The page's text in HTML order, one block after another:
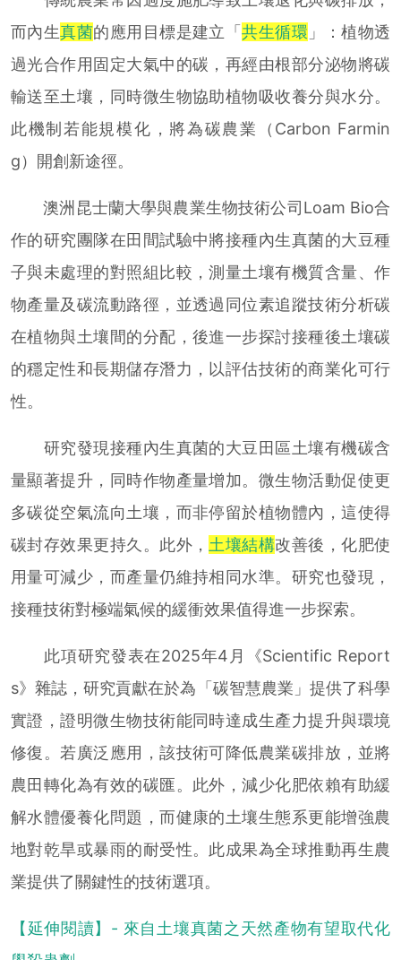
而內生真菌的應用目標是建立「共生循環 」：植物透
過光合作用固定大氣中的碳，再經由根部分泌物將碳
輸送至土壤，同時微生物協助植物吸收養分與水分。
此機制若能規模化，將為碳農業（Carbon Farmin
g）開創新途徑。
澳洲昆士蘭大學與農業生物技術公司Loam Bio合
作的研究團隊在田間試驗中將接種內生真菌的大豆種
子與未處理的對照組比較，測量土壤有機質含量、作
物產量及碳流動路徑，並透過同位素追蹤技術分析碳
在植物與土壤間的分配，後進一步探討接種後土壤碳
的穩定性和長期儲存潛力，以評估技術的商業化可行
性。
研究發現接種內生真菌的大豆田區土壤有機碳含
量顯著提升，同時作物產量增加。微生物活動促使更
多碳從空氣流向土壤，而非停留於植物體內，這使得
碳封存效果更持久。此外， 土壤結構改善後，化肥使
用量可減少，而產量仍維持相同水準。研究也發現，
接種技術對極端氣候的緩衝效果值得進一步探索。
此項研究發表在2025年4月《Scientific Report
s》雜誌，研究貢獻在於為「碳智慧農業」提供了科學
實證，證明微生物技術能同時達成生產力提升與環境
修復。若廣泛應用，該技術可降低農業碳排放，並將
農田轉化為有效的碳匯。此外，減少化肥依賴有助緩
解水體優養化問題，而健康的土壤生態系更能增強農
地對乾旱或暴雨的耐受性。此成果為全球推動再生農
業提供了關鍵性的技術選項。
【延伸閱讀】- 來自土壤真菌之天然產物有望取代化